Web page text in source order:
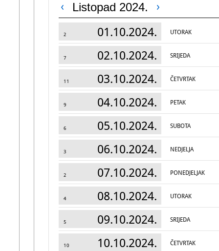
Listopad 2024.
2 01.10.2024. UTORAK
7 02.10.2024. SRIJEDA
11 03.10.2024. ČETVRTAK
9 04.10.2024. PETAK
6 05.10.2024. SUBOTA
3 06.10.2024. NEDJELJA
2 07.10.2024. PONEDJELJAK
4 08.10.2024. UTORAK
5 09.10.2024. SRIJEDA
10 10.10.2024. ČETVRTAK